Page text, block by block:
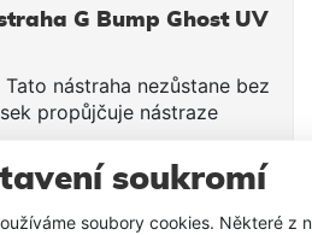
soukromí
soubory cookies. Některé z
G Bump Ghost UV
nástraha nezůstane bez
propůjčuje nástraze
na okouny, candáty, nebo
5,8 g
od25 Kč
PRODUKTU